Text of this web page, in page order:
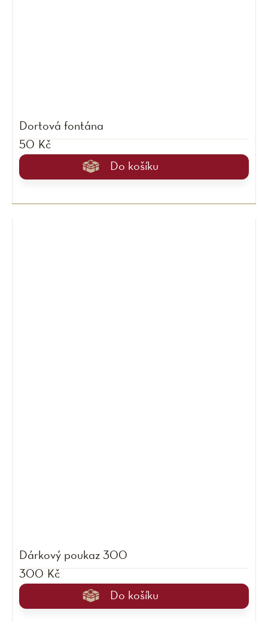
Dortová fontána
50 Kč
Do košíku
Dárkový poukaz 300
300 Kč
Do košíku